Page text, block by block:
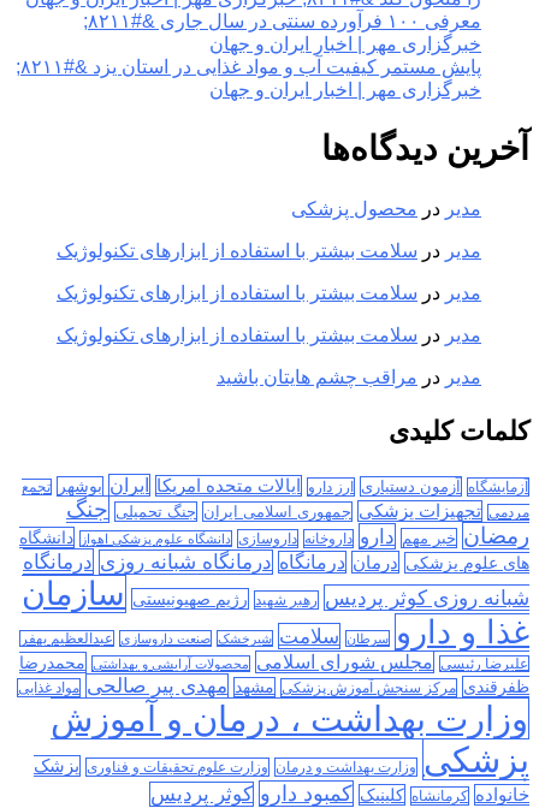
معرفی ۱۰۰ فرآورده سنتی در سال جاری &#۸۲۱۱;
خبرگزاری مهر | اخبار ایران و جهان
پایش مستمر کیفیت آب و مواد غذایی در استان یزد &#۸۲۱۱;
خبرگزاری مهر | اخبار ایران و جهان
آخرین دیدگاه‌ها
مدیر در محصول پزشکی
مدیر در سلامت بیشتر با استفاده از ابزارهای تکنولوژیک
مدیر در سلامت بیشتر با استفاده از ابزارهای تکنولوژیک
مدیر در سلامت بیشتر با استفاده از ابزارهای تکنولوژیک
مدیر در مراقب چشم هایتان باشید
کلمات کلیدی
آزمایشگاه آزمون دستیاری ارز دارو ایالات متحده امریکا ایران بوشهر
تجمع
مردمی تجهیزات پزشکی جمهوری اسلامی ایران جنگ تحمیلی جنگ
رمضان خبر مهم دارو داروخانه داروسازی دانشگاه علوم پزشکی اهواز
دانشگاه
های علوم پزشکی درمان درمانگاه درمانگاه شبانه روزی درمانگاه
شبانه روزی کوثر پردیس رهبر شهید رژیم صهیونیستی سازمان
غذا و دارو
سرطان سلامت شیرخشک صنعت داروسازی عبدالعظیم بهفر
علیرضا رئیسی مجلس شورای اسلامی محصولات آرایشی و بهداشتی محمدرضا
ظفرقندی مرکز سنجش آموزش پزشکی مشهد مهدی پیر صالحی مواد غذایی
وزارت بهداشت ، درمان و آموزش
پزشکی وزارت بهداشت و درمان وزارت علوم تحقیقات و فناوری پزشک
خانواده کرمانشاه کلینیک کمبود دارو کوثر پردیس